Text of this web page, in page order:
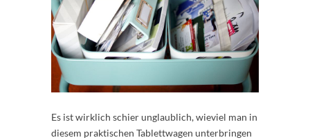
Es ist wirklich schier unglaublich, wieviel man in
diesem praktischen Tablettwagen unterbringen